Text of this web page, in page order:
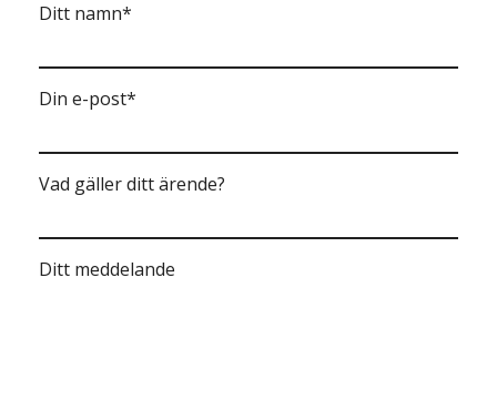
Ditt namn*
Din e-post*
Vad gäller ditt ärende?
Ditt meddelande